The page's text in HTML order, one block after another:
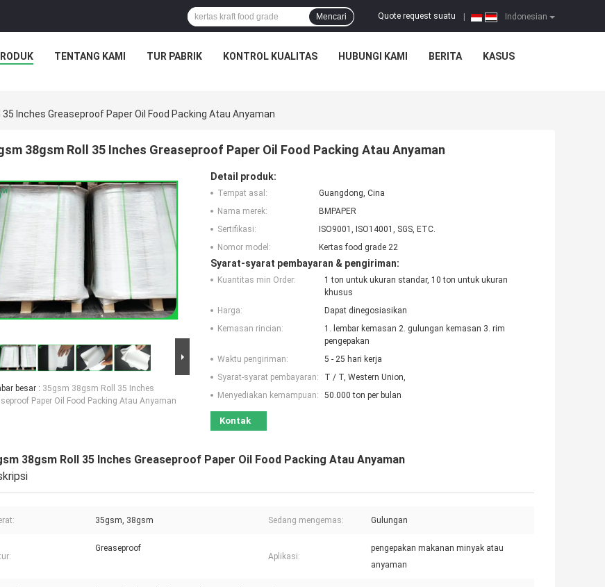
Indonesian
Quote request suatu
Mencari
TENTANG KAMI TUR PABRIK KONTROL KUALITAS HUBUNGI KAMI BERITA KASUS
Inches Greaseproof Paper Oil Food Packing Atau Anyaman
38gsm Roll 35 Inches Greaseproof Paper Oil Food Packing Atau Anyaman
besar : 35gsm 38gsm Roll 35 Inches
Paper Oil Food Packing Atau Anyaman
Detail produk:
Tempat asal:
Guangdong, Cina
Nama merek:
BMPAPER
Sertifikasi:
ISO9001, ISO14001, SGS, ETC.
Nomor model:
Kertas food grade 22
Syarat-syarat pembayaran & pengiriman:
Kuantitas min Order:
1 ton untuk ukuran standar, 10 ton untuk ukuran
khusus
Harga:
Dapat dinegosiasikan
Kemasan rincian:
1. lembar kemasan 2. gulungan kemasan 3. rim
pengepakan
Waktu pengiriman:
5 - 25 hari kerja
Syarat-syarat pembayaran:
T / T, Western Union,
Menyediakan kemampuan:
50.000 ton per bulan
Kontak
38gsm Roll 35 Inches Greaseproof Paper Oil Food Packing Atau Anyaman
35gsm, 38gsm Sedang mengemas: Gulungan
Greaseproof
Aplikasi:
pengepakan makanan minyak atau
anyaman